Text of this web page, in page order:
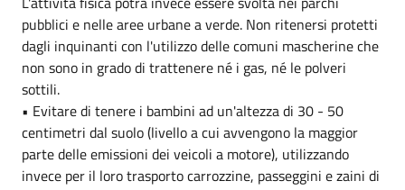
pubblici e nelle aree urbane a verde. Non ritenersi protetti
dagli inquinanti con l'utilizzo delle comuni mascherine che
non sono in grado di trattenere né i gas, né le polveri
sottili.
• Evitare di tenere i bambini ad un'altezza di 30 - 50
centimetri dal suolo (livello a cui avvengono la maggior
parte delle emissioni dei veicoli a motore), utilizzando
invece per il loro trasporto carrozzine, passeggini e zaini di